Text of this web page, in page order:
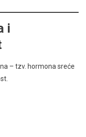
i
– tzv. hormona sreće